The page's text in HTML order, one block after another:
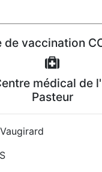
de vaccination
médical de
Pasteur